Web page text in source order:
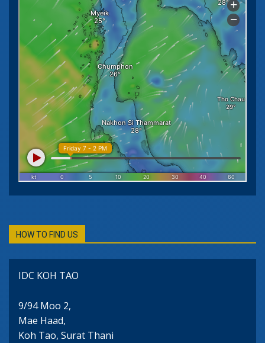
HOW TO FIND US
IDC KOH TAO
9/94 Moo 2,
Mae Haad,
Koh Tao, Surat Thani